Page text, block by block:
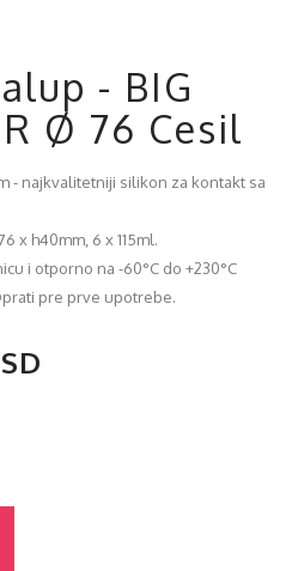
- BIG
Ø 76 Cesil
- najkvalitetniji silikon za kontakt sa
x h40mm, 6 x 115ml.
i otporno na -60°C do +230°C
pre prve upotrebe.